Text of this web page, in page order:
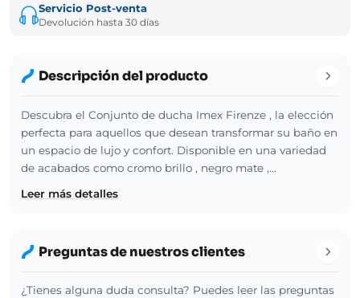
Servicio Post-venta
Devolución hasta 30 días
Descripción del producto
Descubra el Conjunto de ducha Imex Firenze , la elección
perfecta para aquellos que desean transformar su baño en
un espacio de lujo y confort. Disponible en una variedad
de acabados como cromo brillo , negro mate ,…
Leer más detalles
Preguntas de nuestros clientes
¿Tienes alguna duda consulta? Puedes leer las preguntas